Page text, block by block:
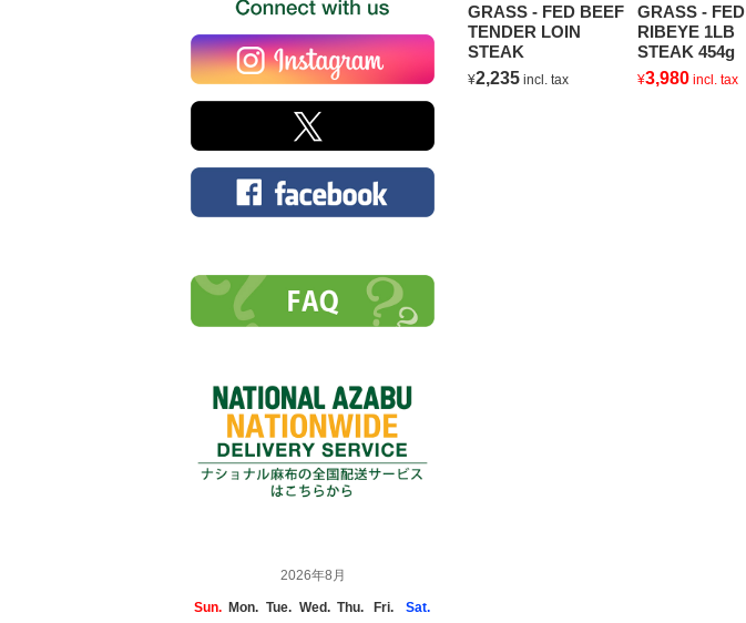
2026年8月
Sun. Mon. Tue. Wed. Thu. Fri.
Sat.
GRASS - FED BEEF
TENDER LOIN
STEAK
¥2,235 incl. tax
GRASS - FED
RIBEYE 1LB
STEAK 454g
¥3,980 incl. tax